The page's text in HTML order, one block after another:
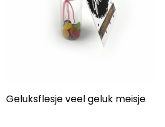
Geluksflesje veel geluk meisje